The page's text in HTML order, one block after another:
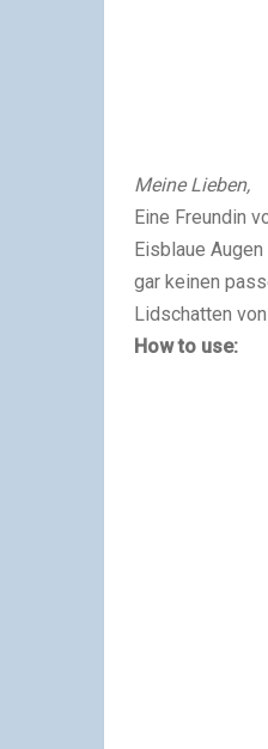
Meine Lieben,
Eine Freundin
Eisblaue
gar keinen
Lidschatten von
How to use: